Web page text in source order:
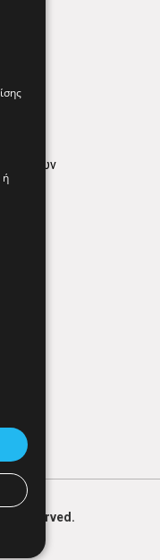
Reserved.
ή